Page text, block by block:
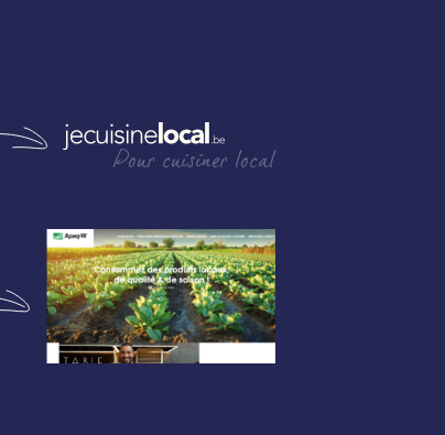
Pour cuisiner local